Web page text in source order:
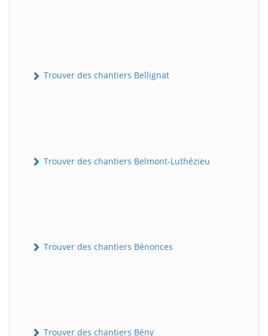
Trouver des chantiers Bellignat
Trouver des chantiers Belmont-Luthézieu
Trouver des chantiers Bénonces
Trouver des chantiers Bény